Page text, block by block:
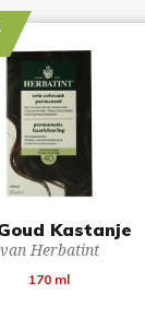
Kastanje
van Herbatint
170 ml